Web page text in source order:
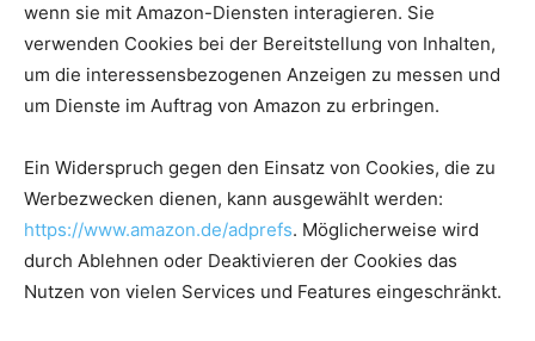
wenn sie mit Amazon-Diensten interagieren. Sie
verwenden Cookies bei der Bereitstellung von Inhalten,
um die interessensbezogenen Anzeigen zu messen und
um Dienste im Auftrag von Amazon zu erbringen.
Ein Widerspruch gegen den Einsatz von Cookies, die zu
Werbezwecken dienen, kann ausgewählt werden:
https://www.amazon.de/adprefs. Möglicherweise wird
durch Ablehnen oder Deaktivieren der Cookies das
Nutzen von vielen Services und Features eingeschränkt.